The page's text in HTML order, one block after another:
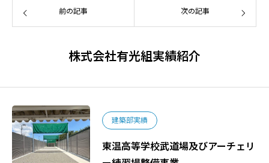
前の記事 次の記事
株式会社有光組実績紹介
建築部実績
東温高等学校武道場及びアーチェリ